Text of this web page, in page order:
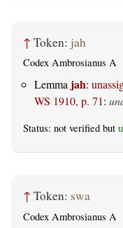
↑ Token: jah
Codex Ambrosianus A
Lemma jah:
WS 1910, p. 71:
Status: not verified but
↑ Token: swa
Codex Ambrosianus A